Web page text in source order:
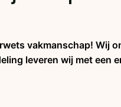
vakmanschap! Wij
leveren wij met een